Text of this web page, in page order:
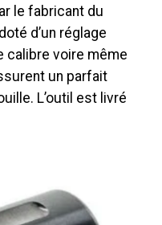
le fabricant du
d’un réglage
calibre voire même
un parfait
L’outil est livré